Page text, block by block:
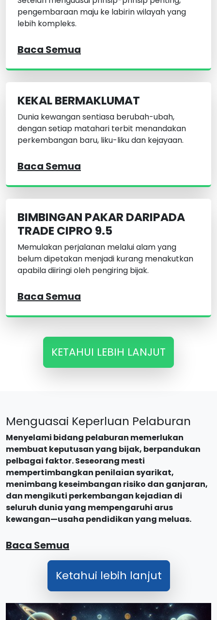
pengembaraan maju ke labirin wilayah yang
lebih kompleks.
Baca Semua
KEKAL BERMAKLUMAT
Dunia kewangan sentiasa berubah-ubah,
dengan setiap matahari terbit menandakan
perkembangan baru, liku-liku dan kejayaan.
Baca Semua
BIMBINGAN PAKAR DARIPADA
TRADE CIPRO 9.5
Memulakan perjalanan melalui alam yang
belum dipetakan menjadi kurang menakutkan
apabila diiringi oleh pengiring bijak.
Baca Semua
KETAHUI LEBIH LANJUT
Menguasai Keperluan Pelaburan
Menyelami bidang pelaburan memerlukan
membuat keputusan yang bijak, berpandukan
pelbagai faktor. Seseorang mesti
mempertimbangkan penilaian syarikat,
menimbang keseimbangan risiko dan ganjaran,
dan mengikuti perkembangan kejadian di
seluruh dunia yang mempengaruhi arus
kewangan—usaha pendidikan yang meluas.
Baca Semua
Ketahui lebih lanjut